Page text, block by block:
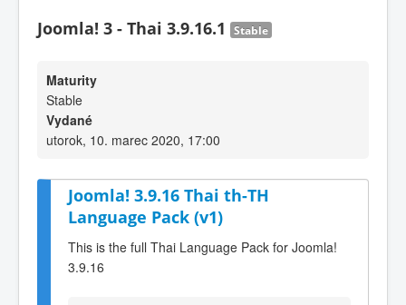
Joomla! 3 - Thai 3.9.16.1 Stable
Maturity
Stable
Vydané
utorok, 10. marec 2020, 17:00
Joomla! 3.9.16 Thai th-TH
Language Pack (v1)
This is the full Thai Language Pack for Joomla!
3.9.16